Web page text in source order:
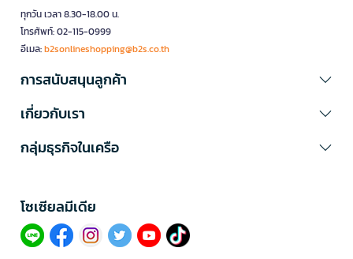
ทุกวัน เวลา 8.30-18.00 น.
โทรศัพท์: 02-115-0999
อีเมล:b2sonlineshopping@b2s.co.th
การสนับสนุนลูกค้า
เกี่ยวกับเรา
กลุ่มธุรกิจในเครือ
โซเซียลมีเดีย​